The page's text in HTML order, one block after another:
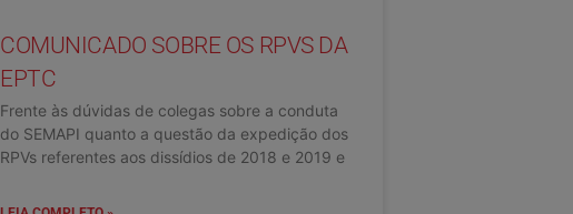
COMUNICADO SOBRE OS RPVS DA
EPTC
Frente às dúvidas de colegas sobre a conduta
do SEMAPI quanto a questão da expedição dos
RPVs referentes aos dissídios de 2018 e 2019 e